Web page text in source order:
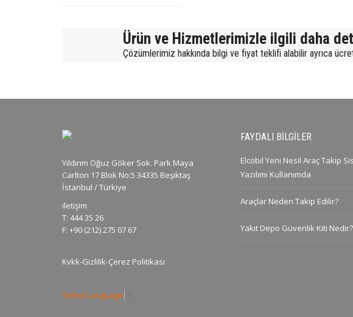
Ürün ve Hizmetlerimizle ilgili daha
Çözümlerimiz hakkında bilgi ve fiyat teklifi alabilir ayrıca
Yıldırım Oğuz Göker Sok. Park Maya
Carlton 17 Blok No:5 34335 Beşiktaş
İstanbul / Türkiye
iletişim
T: 444 35 26
F: +90 (212) 275 07 67
Kvkk-Gizlilik-Çerez Politikası
Select Language
FAYDALI BILGILER
Elcobil Yeni Nesil Araç Takip
Yazılımı Kullanımda
Araçlar Neden Takip Edilir?
Yakıt Depo Güvenlik Kiti Nedir?